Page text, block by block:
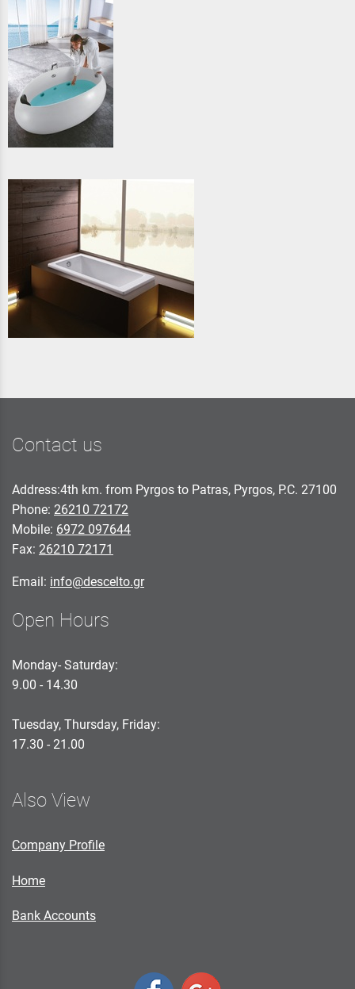
Contact us
Address:4th km. from Pyrgos to Patras, Pyrgos, P.C. 27100
Phone: 26210 72172
Mobile: 6972 097644
Fax: 26210 72171
Email: info@descelto.gr
Open Hours
Monday- Saturday:
9.00 - 14.30
Tuesday, Thursday, Friday:
17.30 - 21.00
Also View
Company Profile
Home
Bank Accounts